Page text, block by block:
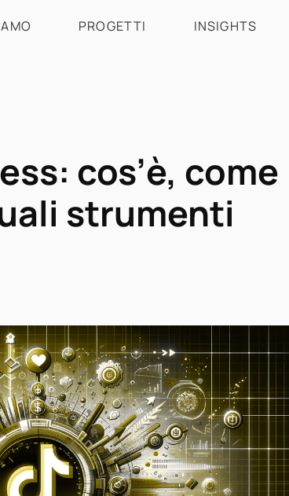
PROGETTI INSIGHTS
cos’è, come
strumenti